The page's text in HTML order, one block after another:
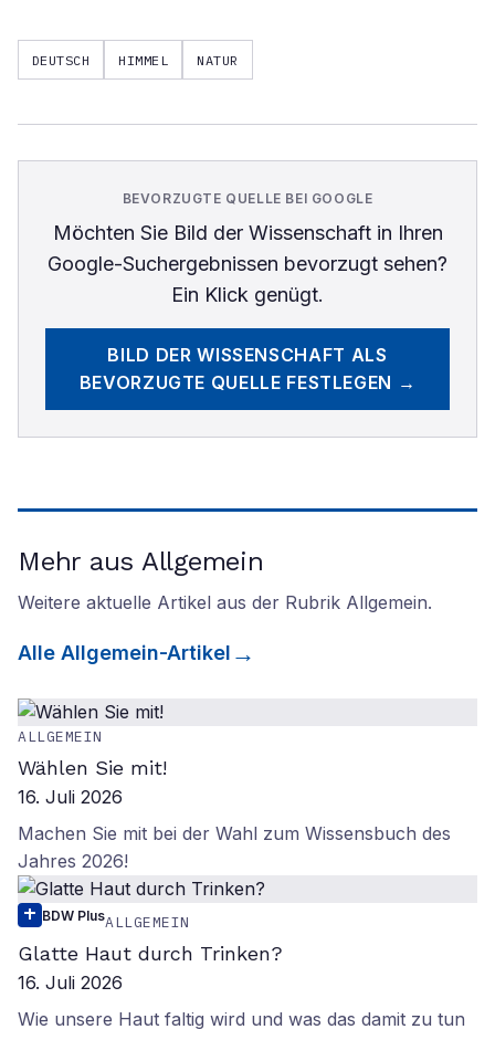
DEUTSCH HIMMEL NATUR
BEVORZUGTE QUELLE BEI GOOGLE
Möchten Sie Bild der Wissenschaftin Ihren
Google-Suchergebnissen bevorzugt sehen?
Ein Klick genügt.
BILD DER WISSENSCHAFT ALS
BEVORZUGTE QUELLE FESTLEGEN →
Mehr aus Allgemein
Weitere aktuelle Artikel aus der Rubrik Allgemein.
Alle Allgemein-Artikel
ALLGEMEIN
Wählen Sie mit!
16. Juli 2026
Machen Sie mit bei der Wahl zum Wissensbuch des
Jahres 2026!
BDW PlusALLGEMEIN
Glatte Haut durch Trinken?
16. Juli 2026
Wie unsere Haut faltig wird und was das damit zu tun